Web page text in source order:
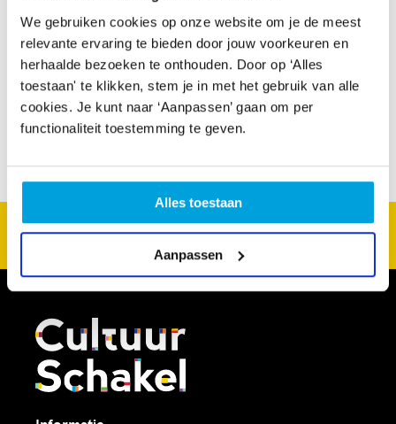
We gebruiken cookies op onze website om je de meest
relevante ervaring te bieden door jouw voorkeuren en
herhaalde bezoeken te onthouden. Door op ‘Alles
toestaan' te klikken, stem je in met het gebruik van alle
cookies. Je kunt naar ‘Aanpassen’ gaan om per
functionaliteit toestemming te geven.
Alles toestaan
Aanpassen
het verder ontwikkelen van technische en artistieke
inzichten. Voor beginners bestaat de mogelijkheid om
lesmodules te volgen om alle basisvaardigheden te
leren.
CultuurSchakel brengt je verder in kunst en cultuur in